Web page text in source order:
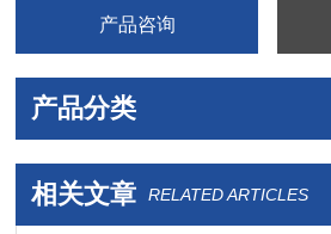
产品咨询
产品分类
相关文章 RELATED ARTICLES